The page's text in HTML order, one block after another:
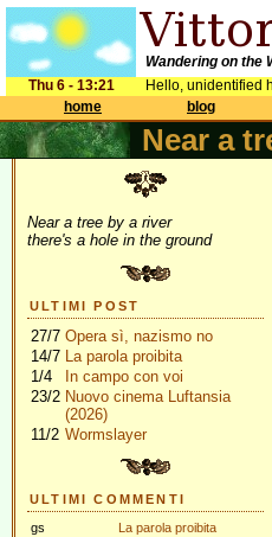
Wandering on the
Thu 6 - 13:21
Hello, unidentified
home
blog
Near a
Near a tree by a river
there's a hole in the ground
ULTIMI POST
27/7 Opera sì, nazismo no
14/7 La parola proibita
1/4
In campo con voi
23/2 Nuovo cinema Luftansia
(2026)
11/2 Wormslayer
ULTIMI COMMENTI
gs
La parola proibita